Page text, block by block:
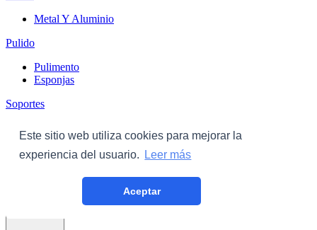
Este sitio web utiliza cookies para mejorar la
experiencia del usuario.
Leer más
Aceptar
Metal Y Aluminio
Pulido
Pulimento
Esponjas
Soportes
Triangulares